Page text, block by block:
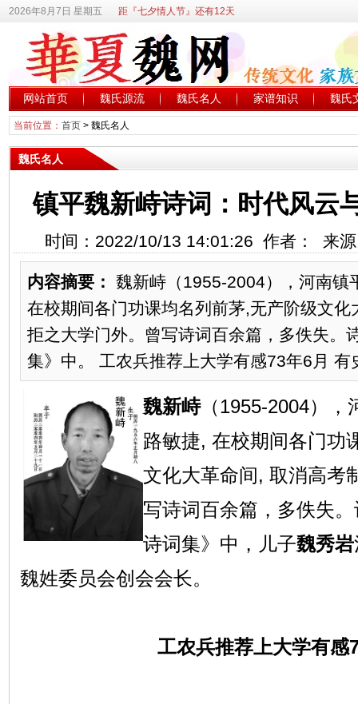
2026年8月7日 星期五 距『七夕情人节』还有12天
网站首页 魏氏源流 魏氏名人 家谱知识 魏氏
当前位置： 首页> 魏氏名人
魏氏名人
镇平魏新峙诗词：时代风云
时间：2022/10/13 14:01:26 作者： 来
内容摘要：
魏新峙（1955-2004），河南镇
在校期间各门功课均名列前茅,无产阶级文
拒之大学门外。曾写诗词百余篇，多佚失。
集》中。 工农兵推荐上大学有感73年6月 有
魏新峙（1955-2004），
路敏捷, 在校期间各门功
文化大革命间, 取消高考
写诗词百余篇，多佚失
诗词集》中， 儿子魏秀岩
魏姓委员会创会会长。
工农兵推荐上大学有感